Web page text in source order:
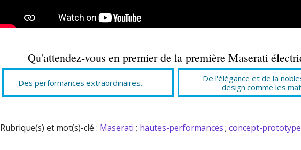
Qu'attendez-vous en premier de la première Maserati
Des performances extraordinaires.
De l'élégance et de la
design comme les
Rubrique(s) et mot(s)-clé : Maserati ; hautes-performances ;concept-